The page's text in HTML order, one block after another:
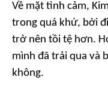
Về mặt tình cảm,
trong quá khứ, bởi
trở nên tồi tệ hơn.
mình đã trải qua và
không.